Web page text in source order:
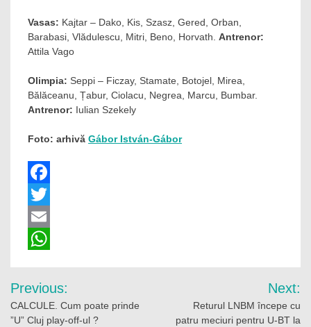
Vasas: Kajtar – Dako, Kis, Szasz, Gered, Orban,
Barabasi, Vlădulescu, Mitri, Beno, Horvath. Antrenor:
Attila Vago
Olimpia: Seppi – Ficzay, Stamate, Botojel, Mirea,
Bălăceanu, Țabur, Ciolacu, Negrea, Marcu, Bumbar.
Antrenor: Iulian Szekely
Foto: arhivă Gábor István-Gábor
Facebook
Twitter
Email
Navigare
în
Previous:
CALCULE. Cum poate prinde
”U” Cluj play-off-ul ?
Next:
Returul LNBM începe cu
patru meciuri pentru U-BT la